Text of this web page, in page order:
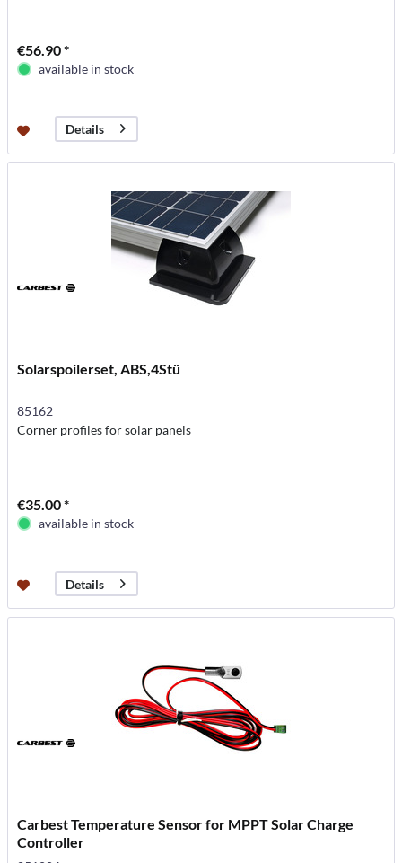
€56.90 *
available in stock
Details
Solarspoilerset, ABS,4Stü
85162
Corner profiles for solar panels
€35.00 *
available in stock
Details
Carbest Temperature Sensor for MPPT Solar Charge
Controller